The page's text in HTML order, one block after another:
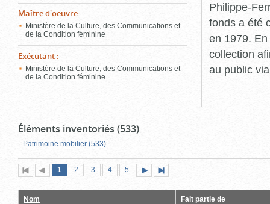
Maître d'oeuvre :
Ministère de la Culture, des Communications et
de la Condition féminine
Exécutant :
Ministère de la Culture, des Communications et
de la Condition féminine
Philippe-
fonds a été
en 1979.
collection
au public
Éléments inventoriés (533)
Patrimoine mobilier (533)
Première
page
Page
précédente
Page
1 (page
actuelle)
Page
2 Page
3 Page
4 Page
5
suivante
page
Nom Fait partie de